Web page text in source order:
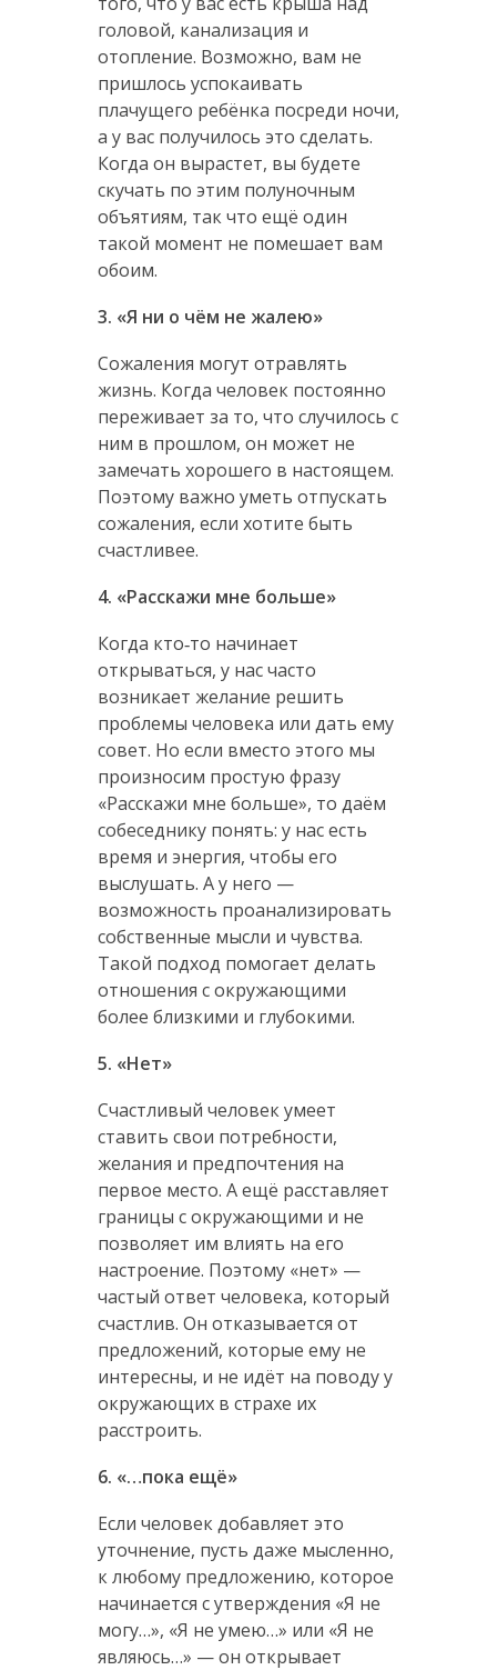
головой, канализация и
отопление. Возможно, вам не
пришлось успокаивать
плачущего ребёнка посреди ночи,
а у вас получилось это сделать.
Когда он вырастет, вы будете
скучать по этим полуночным
объятиям, так что ещё один
такой момент не помешает вам
обоим.
3. «Я ни о чём не жалею»
Сожаления могут отравлять
жизнь. Когда человек постоянно
переживает за то, что случилось с
ним в прошлом, он может не
замечать хорошего в настоящем.
Поэтому важно уметь отпускать
сожаления, если хотите быть
счастливее.
4. «Расскажи мне больше»
Когда кто‑то начинает
открываться, у нас часто
возникает желание решить
проблемы человека или дать ему
совет. Но если вместо этого мы
произносим простую фразу
«Расскажи мне больше», то даём
собеседнику понять: у нас есть
время и энергия, чтобы его
выслушать. А у него —
возможность проанализировать
собственные мысли и чувства.
Такой подход помогает делать
отношения с окружающими
более близкими и глубокими.
5. «Нет»
Счастливый человек умеет
ставить свои потребности,
желания и предпочтения на
первое место. А ещё расставляет
границы с окружающими и не
позволяет им влиять на его
настроение. Поэтому «нет» —
частый ответ человека, который
счастлив. Он отказывается от
предложений, которые ему не
интересны, и не идёт на поводу у
окружающих в страхе их
расстроить.
6. «…пока ещё»
Если человек добавляет это
уточнение, пусть даже мысленно,
к любому предложению, которое
начинается с утверждения «Я не
могу…», «Я не умею…» или «Я не
являюсь…» — он открывает